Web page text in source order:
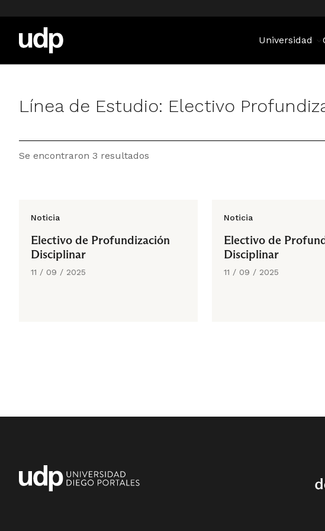
Universidad
Línea de Estudio: Electivo
Se encontraron 3 resultados
Noticia
Electivo de Profundización
Disciplinar
11 / 09 / 2025
Noticia
Electivo de
Disciplinar
11 / 09 / 2025